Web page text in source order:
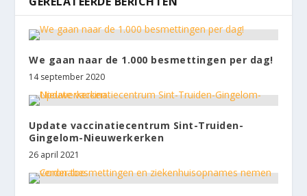
We gaan naar de 1.000 besmettingen per dag!
14 september 2020
Update vaccinatiecentrum Sint-Truiden-
Gingelom-Nieuwerkerken
26 april 2021